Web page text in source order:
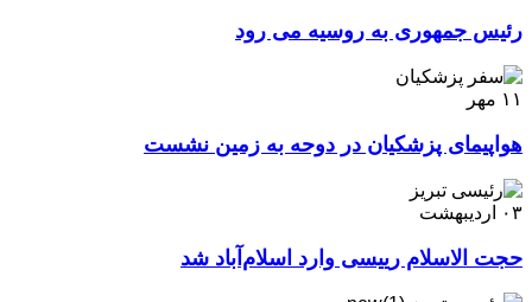
رئیس جمهوری به روسیه می رود
۱۱ مهر
هواپیمای پزشکیان در دوحه به زمین نشست
۰۳ اردیبهشت
حجت الاسلام رییسی وارد اسلام‌آباد شد